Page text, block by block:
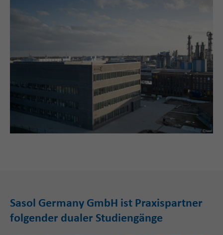
Sasol Germany GmbH ist Praxispartner
folgender dualer Studiengänge